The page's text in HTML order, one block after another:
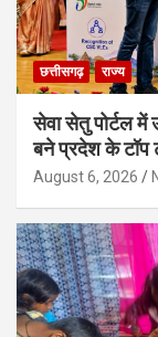
छत्तीसगढ़ राज्य
सेवा सेतु पोर्टल में
बने प्रदेश के टॉप
August 6, 2026